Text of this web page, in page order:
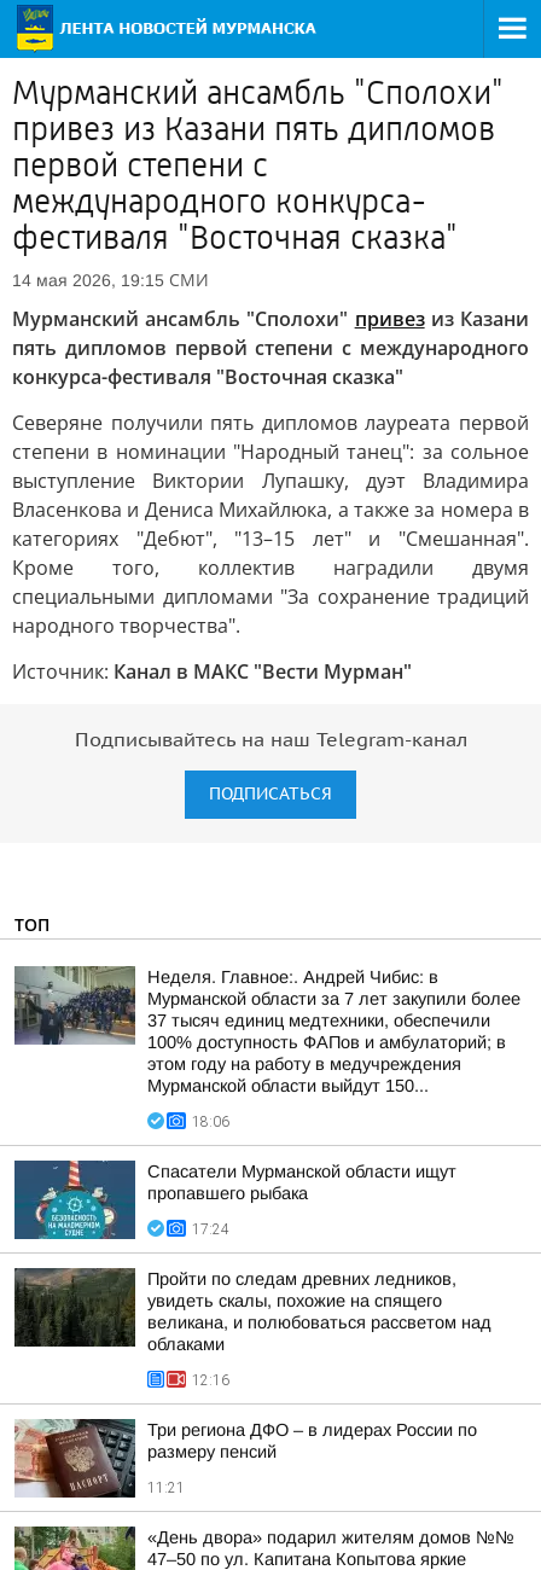
Мурманский ансамбль "Сполохи"
привез из Казани пять дипломов
первой степени с
международного конкурса-
фестиваля "Восточная сказка"
14 мая 2026, 19:15 СМИ
Мурманский ансамбль "Сполохи" привезиз Казани
пять дипломов первой степени с международного
конкурса-фестиваля "Восточная сказка"
Северяне получили пять дипломов лауреата первой
степени в номинации "Народный танец": за сольное
выступление Виктории Лупашку, дуэт Владимира
Власенкова и Дениса Михайлюка, а также за номера в
категориях "Дебют", "13–15 лет" и "Смешанная".
Кроме того, коллектив наградили двумя
специальными дипломами "За сохранение традиций
народного творчества".
Источник: Канал в МАКС "Вести Мурман"
Подписывайтесь на наш Telegram-канал
ПОДПИСАТЬСЯ
ТОП
Неделя. Главное:. Андрей Чибис: в
Мурманской области за 7 лет закупили более
37 тысяч единиц медтехники, обеспечили
100% доступность ФАПов и амбулаторий; в
этом году на работу в медучреждения
Мурманской области выйдут 150...
18:06
Спасатели Мурманской области ищут
пропавшего рыбака
17:24
Пройти по следам древних ледников,
увидеть скалы, похожие на спящего
великана, и полюбоваться рассветом над
облаками
12:16
Три региона ДФО – в лидерах России по
размеру пенсий
11:21
«День двора» подарил жителям домов №№
47–50 по ул. Капитана Копытова яркие